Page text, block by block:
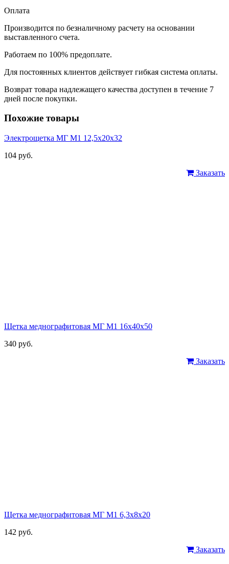
Оплата
Производится по безналичному расчету на основании
выставленного счета.
Работаем по 100% предоплате.
Для постоянных клиентов действует гибкая система оплаты.
Возврат товара надлежащего качества доступен в течение 7
дней после покупки.
Похожие товары
Электрощетка МГ М1 12,5х20х32
104 руб.
Заказать
Щетка меднографитовая МГ М1 16х40х50
340 руб.
Заказать
Щетка меднографитовая МГ М1 6,3х8х20
142 руб.
Заказать